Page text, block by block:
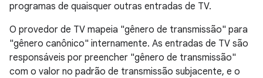
programas de quaisquer outras entradas de TV.
O provedor de TV mapeia "gênero de transmissão" para
"gênero canônico" internamente. As entradas de TV são
responsáveis ​​por preencher "gênero de transmissão"
com o valor no padrão de transmissão subjacente, e o